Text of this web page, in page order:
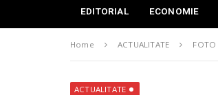
c
EDITORIAL ECONOMIE
Home ACTUALITATE
ACTUALITATE